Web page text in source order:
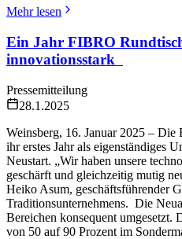
Mehr lesen
Ein Jahr FIBRO
innovationsstark
Pressemitteilung
28.1.2025
Weinsberg, 16. Januar 2025 –
ihr erstes Jahr als eigenständiges
Neustart. „Wir haben unsere
geschärft und gleichzeitig mutig
Heiko Asum, geschäftsführender
Traditionsunternehmens. Die
Bereichen konsequent umgesetzt.
von 50 auf 90 Prozent im